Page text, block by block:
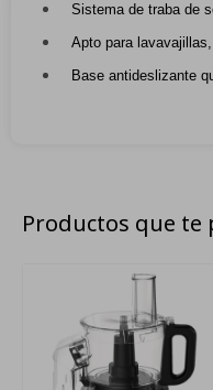
Sistema de traba de
Apto para
Base antideslizante
Productos que